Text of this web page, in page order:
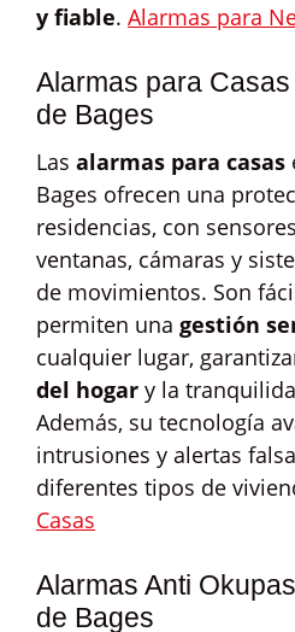
y fiable. Alarmas para
Alarmas para
de Bages
Las alarmas para casas
Bages ofrecen una
residencias, con
ventanas, cámaras y
de movimientos. Son
permiten una gestión
cualquier lugar,
del hogar y la
Además, su tecnología
intrusiones y alertas
diferentes tipos de
Casas
Alarmas Anti
de Bages